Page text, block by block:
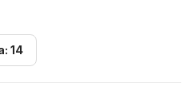
14